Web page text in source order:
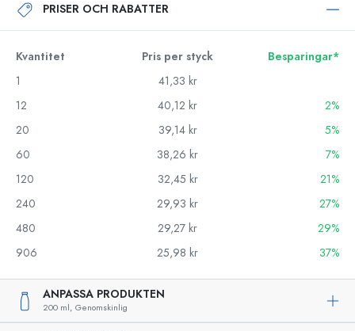
PRISER OCH RABATTER
Kvantitet Pris per styck
Besparingar*
1
41,33 kr
12
40,12 kr
2%
20
39,14 kr
5%
60
38,26 kr
7%
120
32,45 kr
21%
240
29,93 kr
27%
480
29,27 kr
29%
906
25,98 kr 37%
ANPASSA PRODUKTEN
200 ml, Genomskinlig